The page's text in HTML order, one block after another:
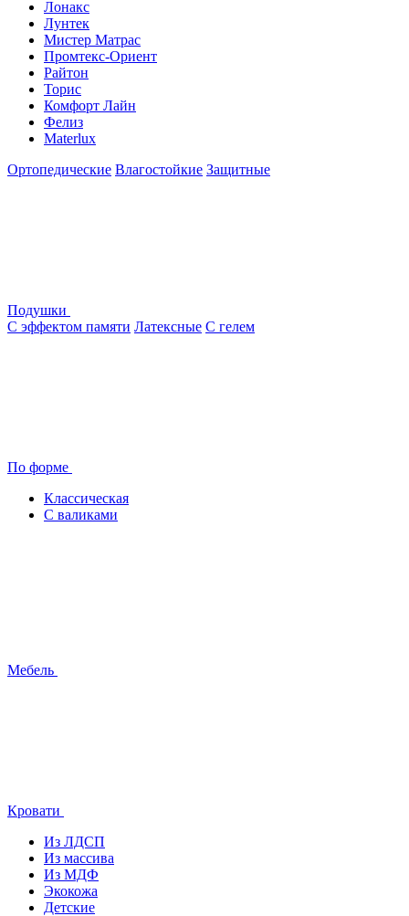
Лонакс
Лунтек
Мистер Матрас
Промтекс-Ориент
Райтон
Торис
Комфорт Лайн
Фелиз
Materlux
Ортопедические Влагостойкие Защитные
Подушки
С эффектом памяти Латексные С гелем
По форме
Классическая
С валиками
Мебель
Кровати
Из ЛДСП
Из массива
Из МДФ
Экокожа
Детские